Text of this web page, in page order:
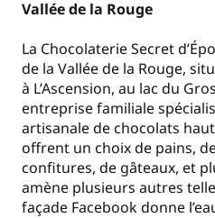
Vallée de la Rouge
La Chocolaterie Secret
de la Vallée de la Rouge,
à L’Ascension, au lac du
entreprise familiale
artisanale de chocolats
offrent un choix de pains,
confitures, de gâteaux, et
amène plusieurs autres
façade Facebook donne